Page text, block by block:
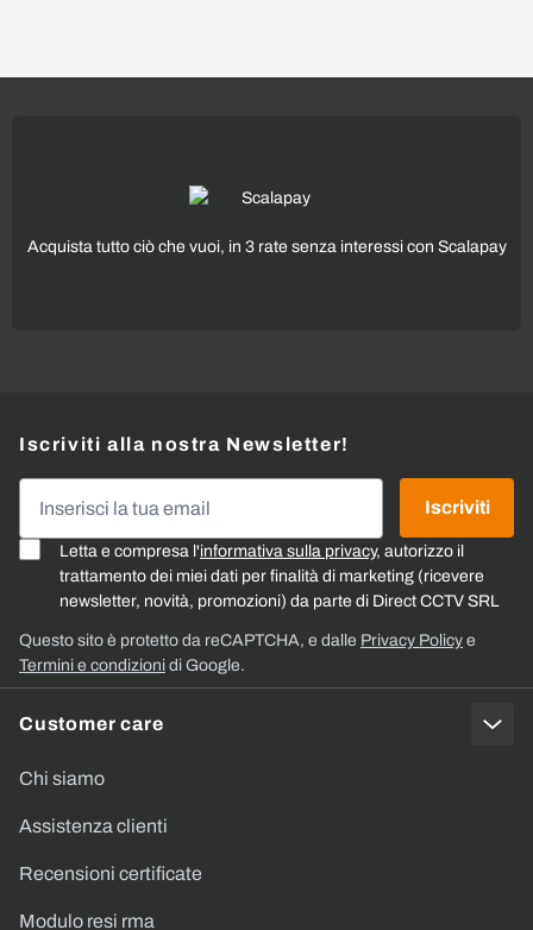
Acquista tutto ciò che vuoi, in 3 rate senza interessi con Scalapay
Customer care
Chi siamo
Assistenza clienti
Recensioni certificate
Modulo resi rma
Iscriviti alla nostra Newsletter!
Letta e compresa l'informativa sulla privacy, autorizzo il
trattamento dei miei dati per finalità di marketing (ricevere
newsletter, novità, promozioni) da parte di Direct CCTV SRL
Iscriviti
Questo sito è protetto da reCAPTCHA, e dalle Privacy Policy e
Termini e condizioni di Google.